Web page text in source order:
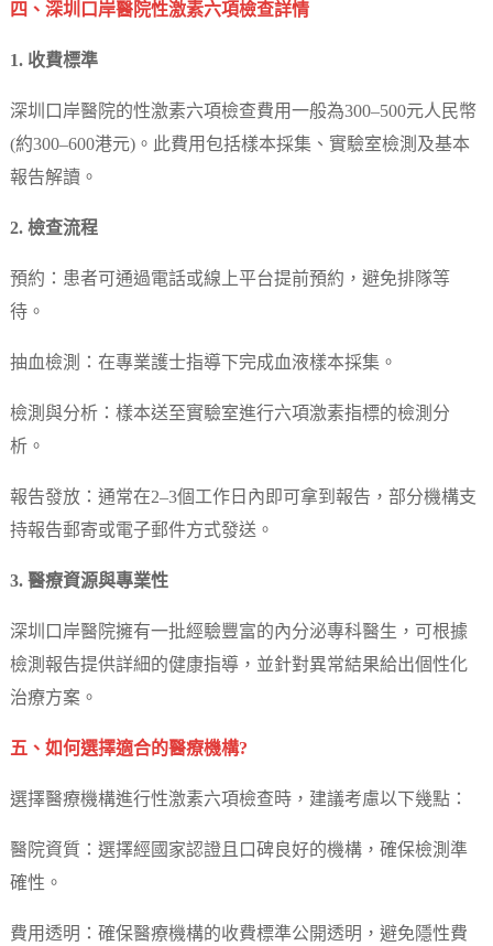
四、深圳口岸醫院性激素六項檢查詳情
1. 收費標準
深圳口岸醫院的性激素六項檢查費用一般為300–500元人民幣
(約300–600港元)。此費用包括樣本採集、實驗室檢測及基本
報告解讀。
2. 檢查流程
預約：患者可通過電話或線上平台提前預約，避免排隊等
待。
抽血檢測：在專業護士指導下完成血液樣本採集。
檢測與分析：樣本送至實驗室進行六項激素指標的檢測分
析。
報告發放：通常在2–3個工作日內即可拿到報告，部分機構支
持報告郵寄或電子郵件方式發送。
3. 醫療資源與專業性
深圳口岸醫院擁有一批經驗豐富的內分泌專科醫生，可根據
檢測報告提供詳細的健康指導，並針對異常結果給出個性化
治療方案。
五、如何選擇適合的醫療機構?
選擇醫療機構進行性激素六項檢查時，建議考慮以下幾點：
醫院資質：選擇經國家認證且口碑良好的機構，確保檢測準
確性。
費用透明：確保醫療機構的收費標準公開透明，避免隱性費